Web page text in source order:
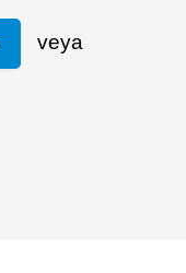
veya